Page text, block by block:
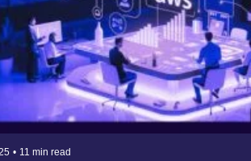
• 11 min read